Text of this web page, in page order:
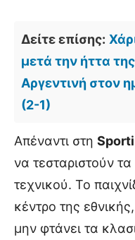
Δείτε επίσης:
μετά την ήττα
Αργεντινή στον
(2-1)
Απέναντι στη
να τεσταριστούν
τεχνικού. Το
κέντρο της
μην φτάνει τα